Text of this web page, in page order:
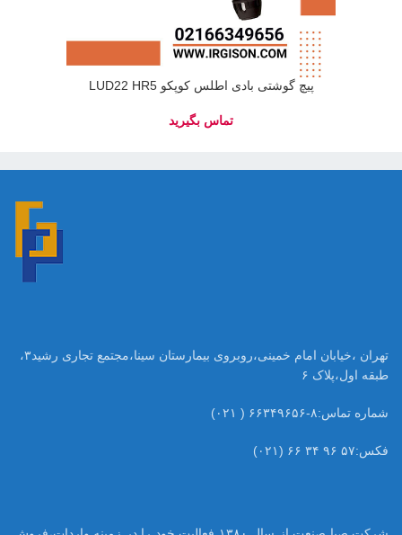
پیچ گوشتی بادی اطلس کوپکو LUD22 HR5
تهران ،خیابان امام خمینی،روبروی بیمارستان سینا،مجتمع تجاری رشید۳،
طبقه اول،پلاک ۶
شماره تماس:۸-۶۶۳۴۹۶۵۶ ( ۰۲۱)
فکس:۵۷ ۹۶ ۳۴ ۶۶ (۰۲۱)